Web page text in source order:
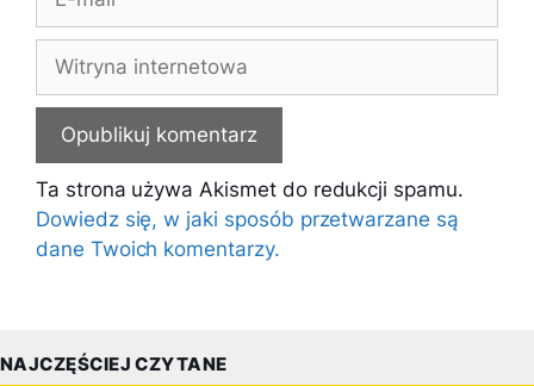
mail
internetowa
Ta strona używa Akismet do redukcji spamu.
Dowiedz się, w jaki sposób przetwarzane są
dane Twoich komentarzy.
NAJCZĘŚCIEJ CZYTANE